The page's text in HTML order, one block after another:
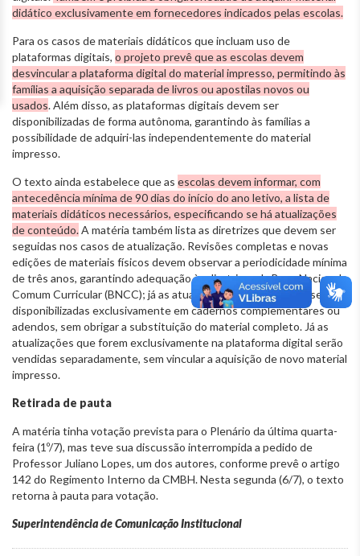
didático exclusivamente em fornecedores indicados pelas escolas.
Para os casos de materiais didáticos que incluam uso de
plataformas digitais, o projeto prevê que as escolas devem
desvincular a plataforma digital do material impresso, permitindo às
famílias a aquisição separada de livros ou apostilas novos ou
usados. Além disso, as plataformas digitais devem ser
disponibilizadas de forma autônoma, garantindo às famílias a
possibilidade de adquiri-las independentemente do material
impresso.
O texto ainda estabelece que as escolas devem informar, com
antecedência mínima de 90 dias do início do ano letivo, a lista de
materiais didáticos necessários, especificando se há atualizações
de conteúdo.A matéria também lista as diretrizes que devem ser
seguidas nos casos de atualização. Revisões completas e novas
edições de materiais físicos devem observar a periodicidade mínima
de três anos, garantindo adequação às diretrizes da Base Nacional
Comum Curricular (BNCC); já as atualizações intermediárias serão
disponibilizadas exclusivamente em cadernos complementares ou
adendos, sem obrigar a substituição do material completo. Já as
atualizações que forem exclusivamente na plataforma digital serão
vendidas separadamente, sem vincular a aquisição de novo material
impresso.
Retirada de pauta
A matéria tinha votação prevista para o Plenário da última quarta-
feira (1º/7), mas teve sua discussão interrompida a pedido de
Professor Juliano Lopes, um dos autores, conforme prevê o artigo
142 do Regimento Interno da CMBH. Nesta segunda (6/7), o texto
retorna à pauta para votação.
Superintendência de Comunicação Institucional